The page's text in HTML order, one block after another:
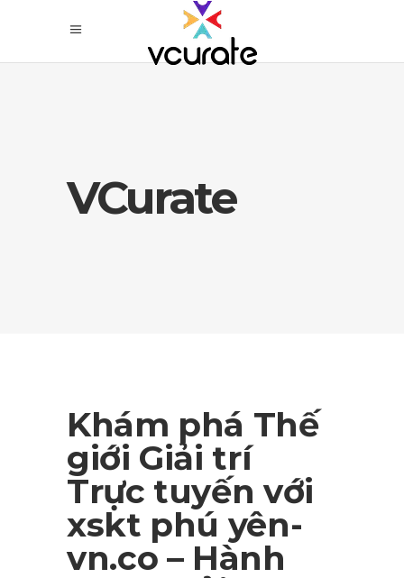
VCurate
Khám phá Thế
giới Giải trí
Trực tuyến với
xskt phú yên-
vn.co – Hành